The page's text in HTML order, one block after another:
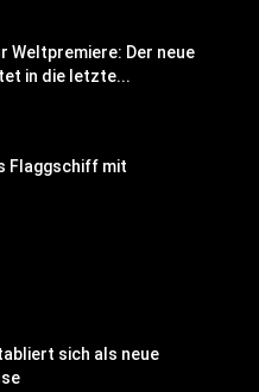
Weltpremiere: Der neue
in die letzte...
Flaggschiff mit
sich als neue